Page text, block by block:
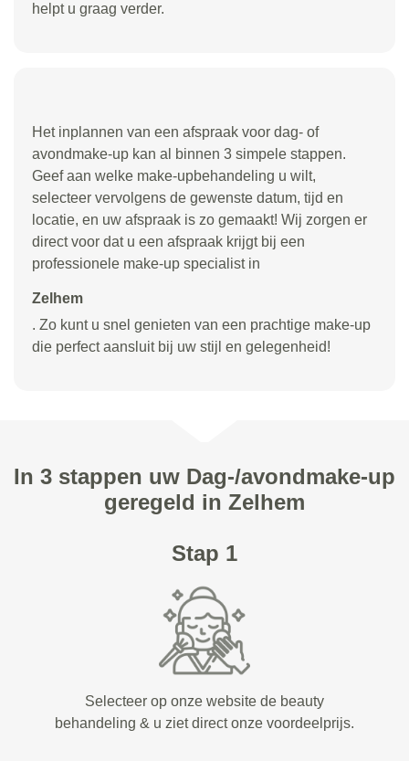
helpt u graag verder.
Het inplannen van een afspraak voor dag- of
avondmake-up kan al binnen 3 simpele stappen.
Geef aan welke make-upbehandeling u wilt,
selecteer vervolgens de gewenste datum, tijd en
locatie, en uw afspraak is zo gemaakt! Wij zorgen er
direct voor dat u een afspraak krijgt bij een
professionele make-up specialist in
Zelhem
. Zo kunt u snel genieten van een prachtige make-up
die perfect aansluit bij uw stijl en gelegenheid!
In 3 stappen uw Dag-/avondmake-up
geregeld in Zelhem
Stap 1
Selecteer op onze website de beauty
behandeling & u ziet direct onze voordeelprijs.